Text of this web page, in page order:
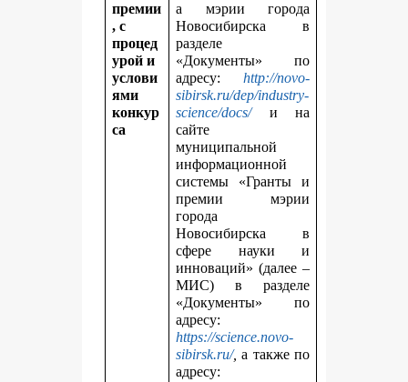
премии
, с
процед
урой и
услови
ями
конкур
са
а мэрии города
Новосибирска в
разделе
«Документы» по
адресу: http://novo-
sibirsk.ru/dep/industry-
science/docs/и на
сайте
муниципальной
информационной
системы «Гранты и
премии мэрии
города
Новосибирска в
сфере науки и
инноваций» (далее –
МИС) в разделе
«Документы» по
адресу:
https://science.novo-
sibirsk.ru/, а также по
адресу: